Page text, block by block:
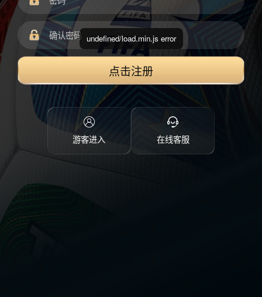
点击注册
游客进入 在线客服
undefined/load.min.js error